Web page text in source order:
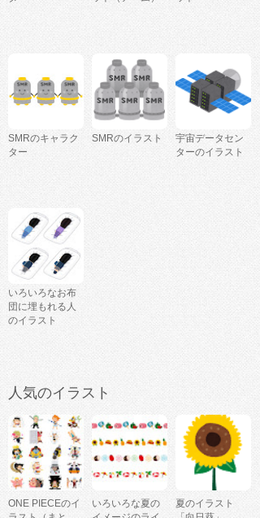
SMRのキャラク
ター
SMRのイラスト
宇宙データセン
ターのイラスト
いろいろなお布
団に埋もれる人
のイラスト
人気のイラスト
ONE PIECEのイ
いろいろな夏の
夏のイラスト